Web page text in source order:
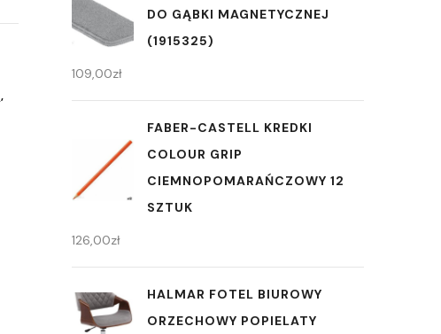
,
DO GĄBKI MAGNETYCZNEJ
(1915325)
109,00zł
FABER-CASTELL KREDKI
COLOUR GRIP
CIEMNOPOMARAŃCZOWY 12
SZTUK
126,00zł
HALMAR FOTEL BIUROWY
ORZECHOWY POPIELATY